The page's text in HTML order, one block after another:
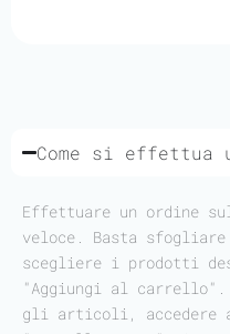
Come si effettua
Effettuare un ordine
veloce. Basta
scegliere i prodotti
"Aggiungi al
gli articoli, accedere